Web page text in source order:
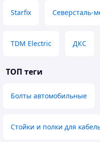
Starfix Северсталь-
TDM Electric ДКС
ТОП теги
Болты автомобильные
Стойки и полки для